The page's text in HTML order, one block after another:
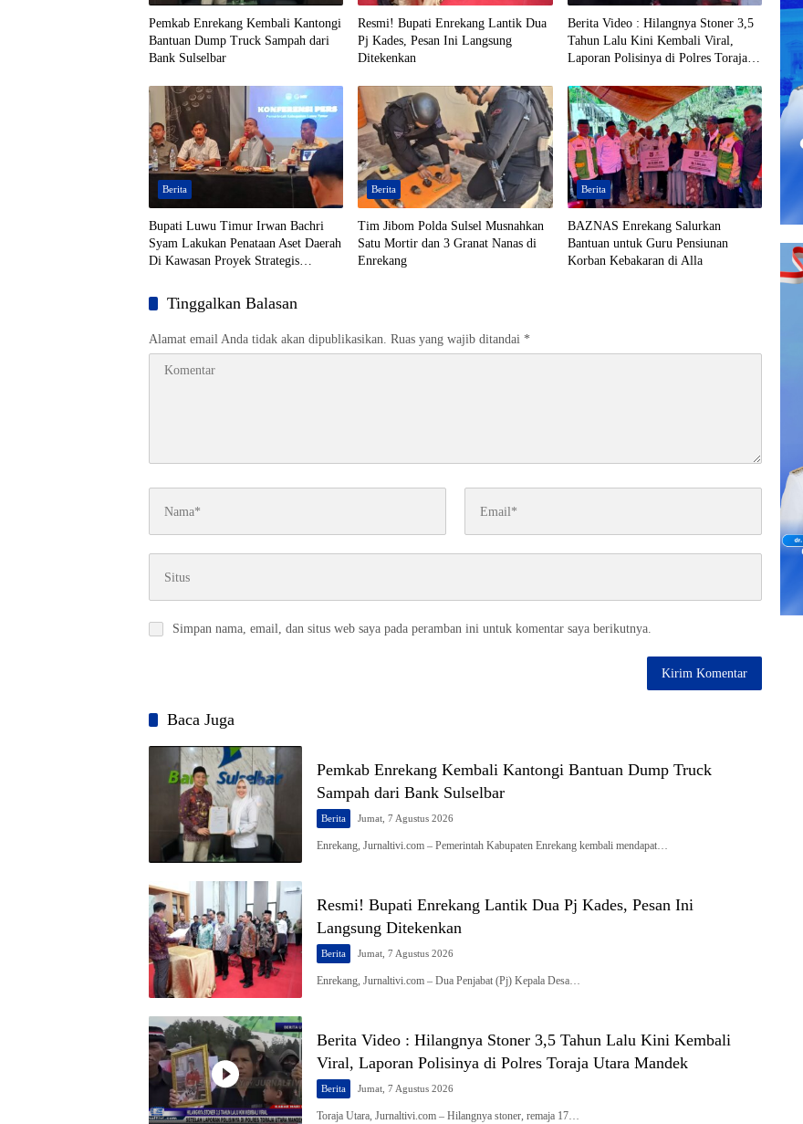
Pemkab Enrekang Kembali Kantongi
Bantuan Dump Truck Sampah dari
Bank Sulselbar
Resmi! Bupati Enrekang Lantik Dua
Pj Kades, Pesan Ini Langsung
Ditekenkan
Berita Video : Hilangnya Stoner 3,5
Tahun Lalu Kini Kembali Viral,
Laporan Polisinya di Polres Toraja
Berita
Bupati Luwu Timur Irwan Bachri
Syam Lakukan Penataan Aset Daerah
Di Kawasan Proyek Strategis
Berita
Tim Jibom Polda Sulsel Musnahkan
Satu Mortir dan 3 Granat Nanas di
Enrekang
Berita
BAZNAS Enrekang Salurkan
Bantuan untuk Guru Pensiunan
Korban Kebakaran di Alla
Tinggalkan Balasan
Alamat email Anda tidak akan dipublikasikan. Ruas yang wajib ditandai *
Simpan nama, email, dan situs web saya pada peramban ini untuk komentar saya berikutnya.
Baca Juga
Pemkab Enrekang Kembali Kantongi Bantuan Dump Truck
Sampah dari Bank Sulselbar
Berita Jumat, 7 Agustus 2026
Enrekang, Jurnaltivi.com – Pemerintah Kabupaten Enrekang kembali mendapat…
Resmi! Bupati Enrekang Lantik Dua Pj Kades, Pesan Ini
Langsung Ditekenkan
Berita Jumat, 7 Agustus 2026
Enrekang, Jurnaltivi.com – Dua Penjabat (Pj) Kepala Desa…
Berita Video : Hilangnya Stoner 3,5 Tahun Lalu Kini Kembali
Viral, Laporan Polisinya di Polres Toraja Utara Mandek
Berita Jumat, 7 Agustus 2026
Toraja Utara, Jurnaltivi.com – Hilangnya stoner, remaja 17…